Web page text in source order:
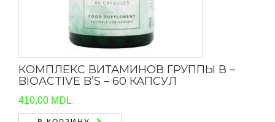
КОМПЛЕКС ВИТАМИНОВ ГРУППЫ В –
BIOACTIVE B’S – 60 КАПСУЛ
410,00 MDL